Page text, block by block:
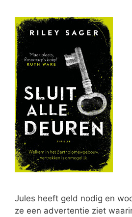
Jules heeft geld nodig en
ze een advertentie ziet